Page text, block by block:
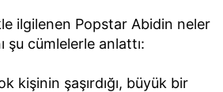
ilgilenen Popstar Abidin neler
şu cümlelerle anlattı:
kişinin şaşırdığı, büyük bir